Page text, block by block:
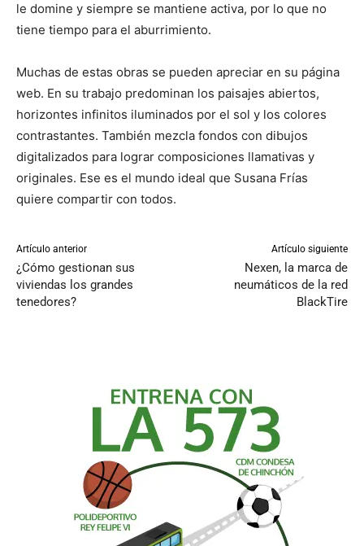
le domine y siempre se mantiene activa, por lo que no
tiene tiempo para el aburrimiento.
Muchas de estas obras se pueden apreciar en su página
web. En su trabajo predominan los paisajes abiertos,
horizontes infinitos iluminados por el sol y los colores
contrastantes. También mezcla fondos con dibujos
digitalizados para lograr composiciones llamativas y
originales. Ese es el mundo ideal que Susana Frías
quiere compartir con todos.
Artículo anterior
¿Cómo gestionan sus
viviendas los grandes
tenedores?
Artículo siguiente
Nexen, la marca de
neumáticos de la red
BlackTire